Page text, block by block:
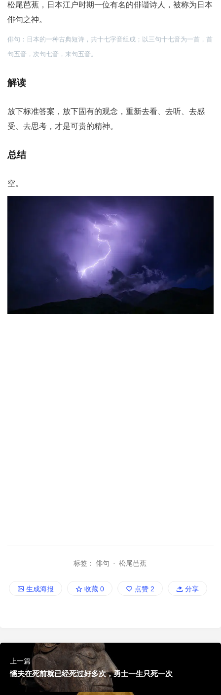
松尾芭蕉，日本江户时期一位有名的俳谐诗人，被称为日本
俳句之神。
俳句：日本的一种古典短诗，共十七字音组成；以三句十七音为一首，首
句五音，次句七音，末句五音。
解读
放下标准答案，放下固有的观念，重新去看、去听、去感
受、去思考，才是可贵的精神。
总结
空。
标签： 俳句 · 松尾芭蕉
生成海报 收藏 0 点赞 2 分享
上一篇
懦夫在死前就已经死过好多次，勇士一生只死一次